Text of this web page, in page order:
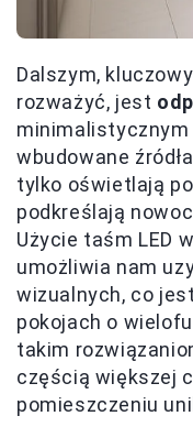
Dalszym,
rozważyć, jest
wbudowane
tylko oświetlają
podkreślają
Użycie taśm LED
umożliwia nam
wizualnych, co
pokojach o
takim
częścią większej
pomieszczeniu